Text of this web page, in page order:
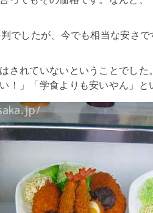
でしたが、今でも相当な安さ
されていないということでし
！」「学食よりも安いやん」と